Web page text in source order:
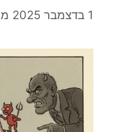
1 בדצמבר 2025